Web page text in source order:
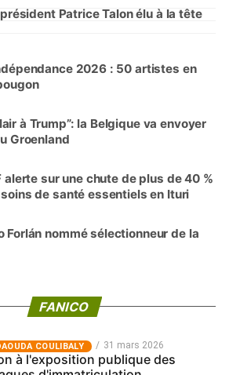
Patrice Talon élu à la tête
2026 : 50 artistes en
à Trump”: la Belgique va envoyer
Groenland
alerte sur une chute de plus de 40 %
de santé essentiels en Ituri
Forlán nommé sélectionneur de la
FANICO
COULIBALY 31 mars 2026
à l'exposition publique des